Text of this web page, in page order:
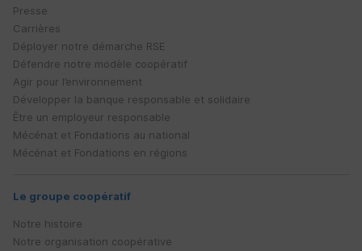
Presse
Carrières
Déployer notre démarche RSE
Défendre notre modèle coopératif
Agir pour l’environnement
Développer la banque responsable et solidaire
Être un employeur responsable
Mécénat et Fondations au national
Mécénat et Fondations en régions
Le groupe coopératif
Notre histoire
Notre organisation coopérative